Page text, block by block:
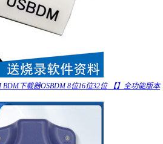
下载器OSBDM 8位16位32位 【】全功能版本